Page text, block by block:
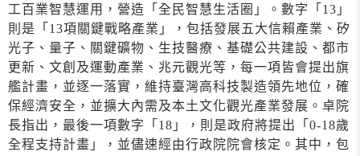
工百業智慧運用，營造「全民智慧生活圈」。數字「13」
則是「13項關鍵戰略產業」，包括發展五大信賴產業、矽
光子、量子、關鍵礦物、生技醫療、基礎公共建設、都市
更新、文創及運動產業、兆元觀光等，每一項皆會提出旗
艦計畫，並逐一落實，維持臺灣高科技製造領先地位，確
保經濟安全，並擴大內需及本土文化觀光產業發展。卓院
長指出，最後一項數字「18」，則是政府將提出「0-18歲
全程支持計畫」，並儘速經由行政院院會核定。其中，包